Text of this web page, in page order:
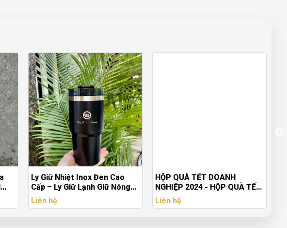
Ly Giữ Nhiệt Inox Đen Cao
Cấp – Ly Giữ Lạnh Giữ Nóng
Dung Tích Lớn
Liên hệ
HỘP QUÀ TẾT DOANH
NGHIỆP 2024 - HỘP QUÀ TẾT
GIỎ TRE ĐẬM CHẤT VIỆT
Liên hệ